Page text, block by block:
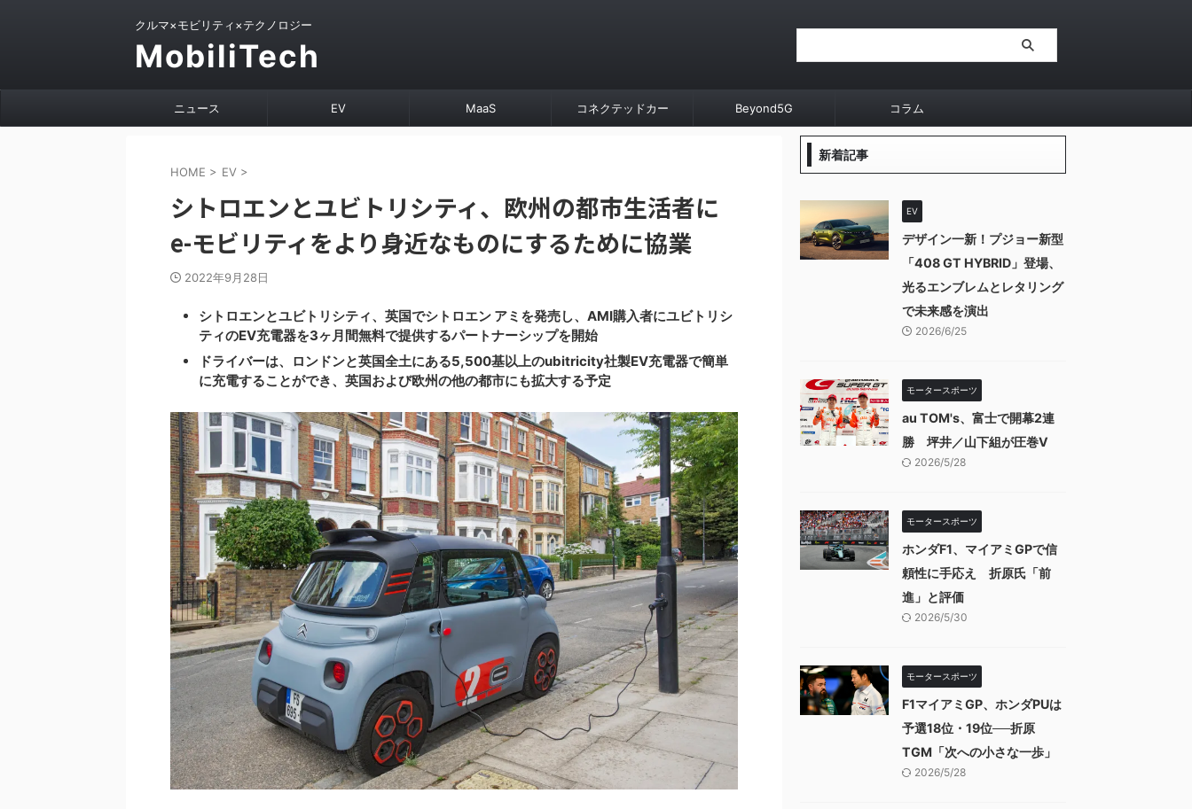
クルマ×モビリティ×テクノロジー
MobiliTech
ニュース EV MaaS コネクテッドカー Beyond5G コラム
HOME > EV >
シトロエンとユビトリシティ、欧州の都市生活者に
e-モビリティをより身近なものにするために協業
2022年9月28日
シトロエンとユビトリシティ、英国でシトロエン アミを発売し、AMI購入者にユビトリシ
ティのEV充電器を3ヶ月間無料で提供するパートナーシップを開始
ドライバーは、ロンドンと英国全土にある5,500基以上のubitricity社製EV充電器で簡単
に充電することができ、英国および欧州の他の都市にも拡大する予定
新着記事
EV
デザイン一新！プジョー新型
「408 GT HYBRID」登場、
光るエンブレムとレタリング
で未来感を演出
2026/6/25
モータースポーツ
au TOM's、富士で開幕2連
勝 坪井／山下組が圧巻V
2026/5/28
モータースポーツ
ホンダF1、マイアミGPで信
頼性に手応え 折原氏「前
進」と評価
2026/5/30
モータースポーツ
F1マイアミGP、ホンダPUは
予選18位・19位──折原
TGM「次への小さな一歩」
2026/5/28